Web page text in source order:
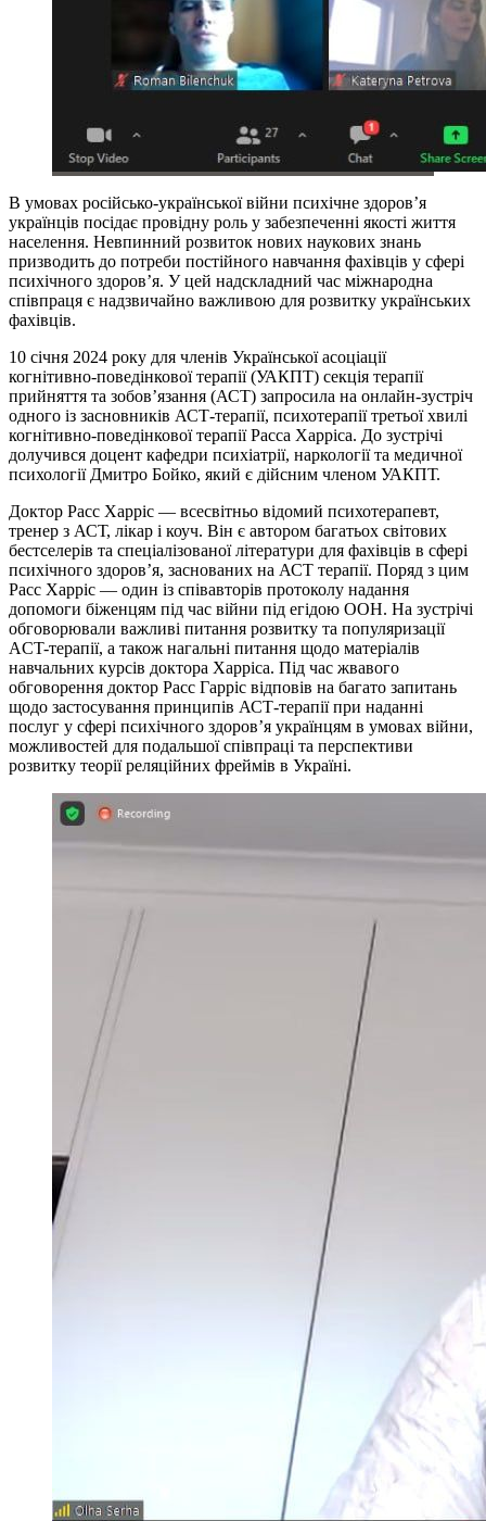
В умовах російсько-української війни психічне здоров’я
українців посідає провідну роль у забезпеченні якості життя
населення. Невпинний розвиток нових наукових знань
призводить до потреби постійного навчання фахівців у сфері
психічного здоров’я. У цей надскладний час міжнародна
співпраця є надзвичайно важливою для розвитку українських
фахівців.
10 січня 2024 року для членів Української асоціації
когнітивно-поведінкової терапії (УАКПТ) секція терапії
прийняття та зобовʼязання (АСТ) запросила на онлайн-зустріч
одного із засновників АСТ-терапії, психотерапії третьої хвилі
когнітивно-поведінкової терапії Расcа Харріса. До зустрічі
долучився доцент кафедри психіатрії, наркології та медичної
психології Дмитро Бойко, який є дійсним членом УАКПТ.
Доктор Расс Харріс — всесвітньо відомий психотерапевт,
тренер з АСТ, лікар і коуч. Він є автором багатьох світових
бестселерів та спеціалізованої літератури для фахівців в сфері
психічного здоровʼя, заснованих на АСТ терапії. Поряд з цим
Расс Харріс — один із співавторів протоколу надання
допомоги біженцям під час війни під егідою ООН. На зустрічі
обговорювали важливі питання розвитку та популяризації
ACT-терапії, а також нагальні питання щодо матеріалів
навчальних курсів доктора Харріса. Під час жвавого
обговорення доктор Расс Гарріс відповів на багато запитань
щодо застосування принципів АСТ-терапії при наданні
послуг у сфері психічного здоров’я українцям в умовах війни,
можливостей для подальшої співпраці та перспективи
розвитку теорії реляційних фреймів в Україні.